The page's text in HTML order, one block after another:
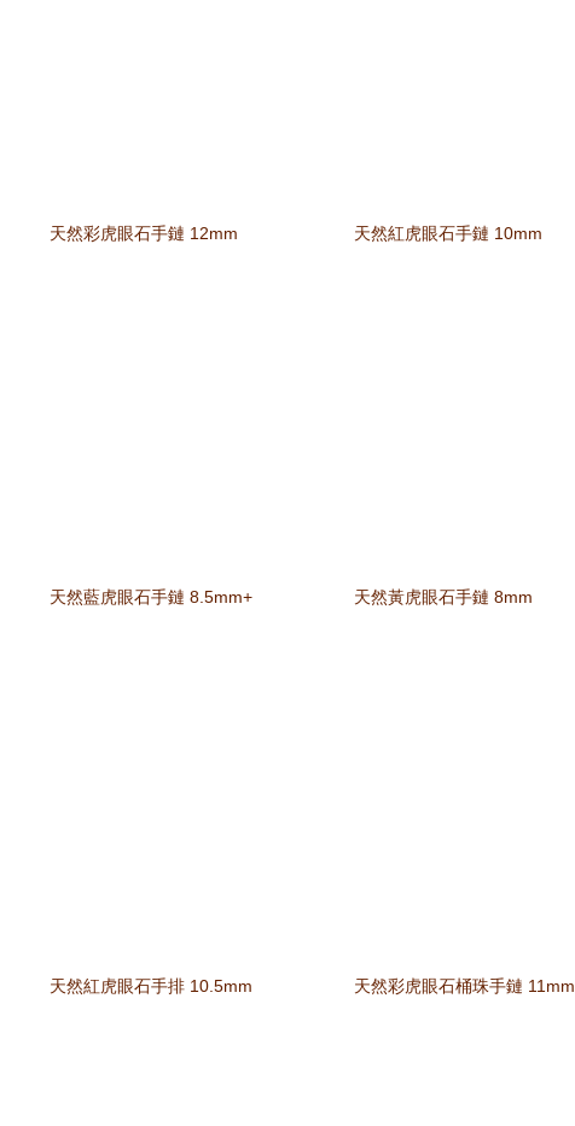
天然彩虎眼石手鏈 12mm 天然紅虎眼石手鏈 10mm
天然藍虎眼石手鏈 8.5mm+ 天然黃虎眼石手鏈 8mm
天然紅虎眼石手排 10.5mm 天然彩虎眼石桶珠手鏈 11mm